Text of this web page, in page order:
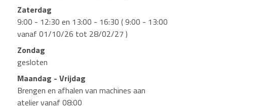
Zaterdag
9:00 - 12:30 en 13:00 - 16:30 ( 9:00 - 13:00
vanaf 01/10/26 tot 28/02/27 )
Zondag
gesloten
Maandag - Vrijdag
Brengen en afhalen van machines aan
atelier vanaf 08:00